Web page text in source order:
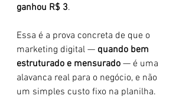
ganhou R$ 3.
Essa é a prova concreta de que o
marketing digital — quando bem
estruturado e mensurado — é uma
alavanca real para o negócio, e não
um simples custo fixo na planilha.